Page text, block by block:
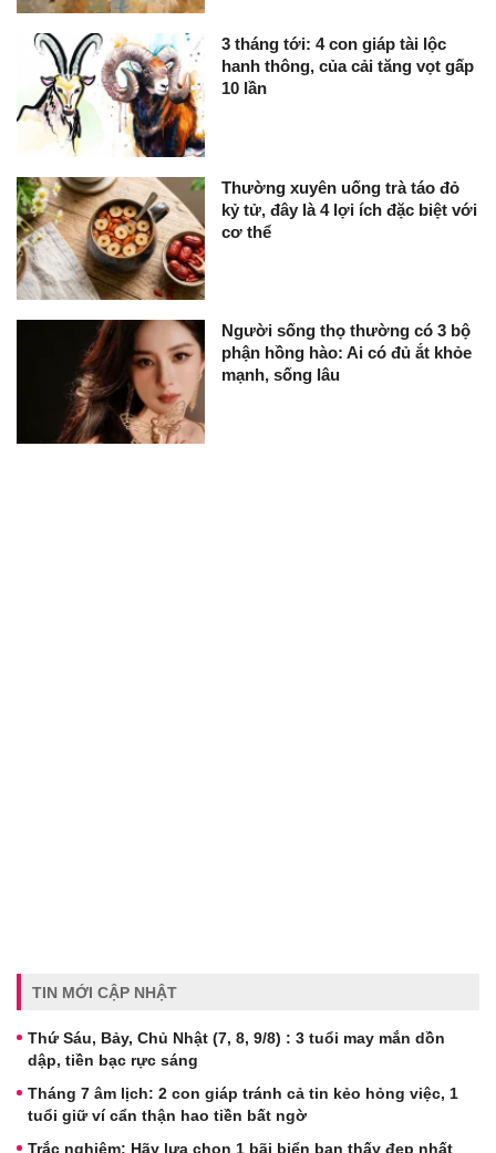
3 tháng tới: 4 con giáp tài lộc
hanh thông, của cải tăng vọt gấp
10 lần
Thường xuyên uống trà táo đỏ
kỷ tử, đây là 4 lợi ích đặc biệt với
cơ thể
Người sống thọ thường có 3 bộ
phận hồng hào: Ai có đủ ắt khỏe
mạnh, sống lâu
TIN MỚI CẬP NHẬT
Thứ Sáu, Bảy, Chủ Nhật (7, 8, 9/8) : 3 tuổi may mắn dồn
dập, tiền bạc rực sáng
Tháng 7 âm lịch: 2 con giáp tránh cả tin kẻo hỏng việc, 1
tuổi giữ ví cẩn thận hao tiền bất ngờ
Trắc nghiệm: Hãy lựa chọn 1 bãi biển bạn thấy đẹp nhất